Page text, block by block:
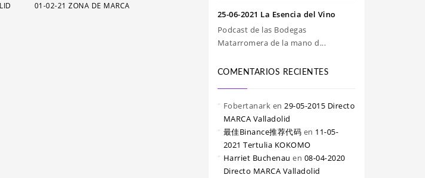
01-02-21 ZONA DE MARCA
25-06-2021 La Esencia del Vino
Podcast de las Bodegas
Matarromera de la mano d...
COMENTARIOS RECIENTES
Fobertanark en 29-05-2015 Directo
MARCA Valladolid
最佳Binance推荐代码 en 11-05-
2021 Tertulia KOKOMO
Harriet Buchenau en 08-04-2020
Directo MARCA Valladolid